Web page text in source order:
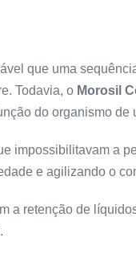
que uma
Todavia, o Morosil
do organismo de
impossibilitavam a
e agilizando o
a retenção de